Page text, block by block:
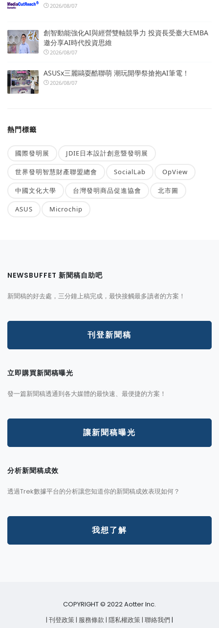
2026/08/07
創智動能強化AI與經營雙軸競爭力 投資長受臺大EMBA
邀分享AI時代投資思維
2026/08/07
ASUSx三麗鷗耍酷聯萌 潮玩開學祭搶抱AI筆電！
2026/08/07
熱門標籤
國際發明展 JDIE日本設計創意暨發明展
世界發明智慧財產聯盟總會 SocialLab OpView
中國文化大學 台灣發明商品促進協會 北市圖
ASUS Microchip
NEWSBUFFET 新聞稿自助吧
新聞稿的好去處，三分鐘上稿完成，最快接觸最多讀者的方案！
刊登新聞稿
立即購買新聞稿曝光
發一篇新聞稿透通到各大媒體的最快速、最便捷的方案！
讓新聞稿曝光
分析新聞稿成效
透過Trek數據平台的分析讓您知道你的新聞稿成效表現如何？
我想了解
COPYRIGHT © 2022 Aotter Inc.
| 刊登政策 | 服務條款 | 隱私權政策 | 聯絡我們 |